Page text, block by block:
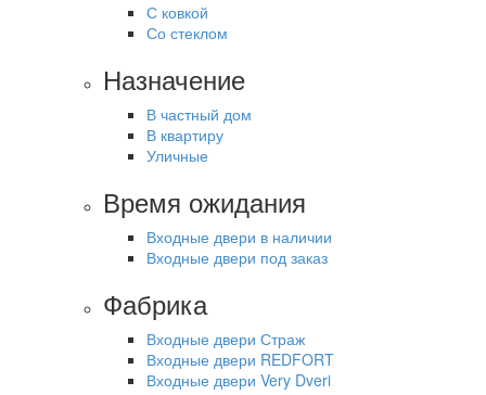
С ковкой
Со стеклом
Назначение
В частный дом
В квартиру
Уличные
Время ожидания
Входные двери в наличии
Входные двери под заказ
Фабрика
Входные двери Страж
Входные двери REDFORT
Входные двери Very Dveri